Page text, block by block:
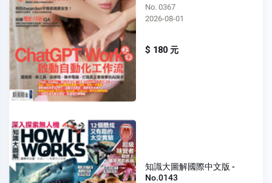
No. 0367
2026-08-01
$ 180 元
知識大圖解國際中文版 -
No.0143